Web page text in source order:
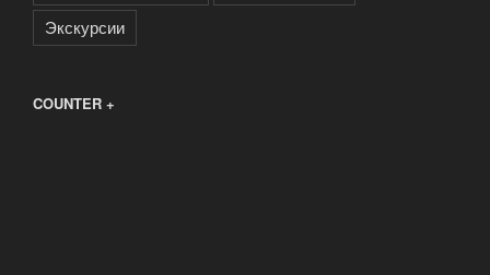
Экскурсии
COUNTER +